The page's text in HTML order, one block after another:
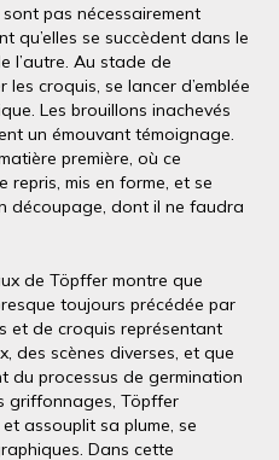
pas nécessairement
qu’elles se succèdent dans le
l’autre. Au stade de
les croquis, se lancer d’emblée
Les brouillons inachevés
un émouvant témoignage.
première, où ce
mis en forme, et se
découpage, dont il ne faudra
de Töpffer montre que
toujours précédée par
et de croquis représentant
des scènes diverses, et que
du processus de germination
griffonnages, Töpffer
et assouplit sa plume, se
Dans cette